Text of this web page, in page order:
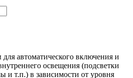
автоматического включения и
освещения (подсветки
и т.п.) в зависимости от уровня